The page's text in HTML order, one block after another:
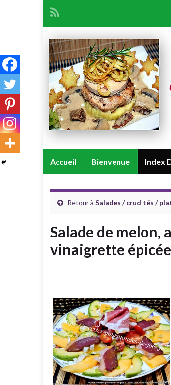
Accueil Bienvenue Index
Retour à Salades / crudités /
Salade de melon,
vinaigrette